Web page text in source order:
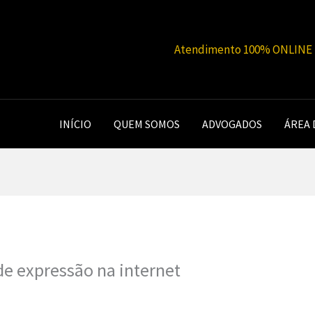
Atendimento 100%
INÍCIO QUEM SOMOS ADVOGADOS ÁREA
expressão na internet